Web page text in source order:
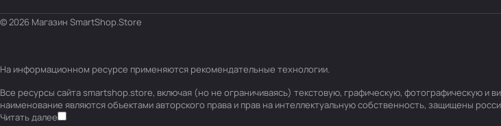
© 2026 Магазин SmartShop.Store
На информационном ресурсе применяются рекомендательные технологии.
Все ресурсы сайта smartshop.store, включая (но не ограничиваясь) текстовую, графическую, фотографическую
наименование являются объектами авторского права и прав на интеллектуальную собственность, защищены
Читать далее